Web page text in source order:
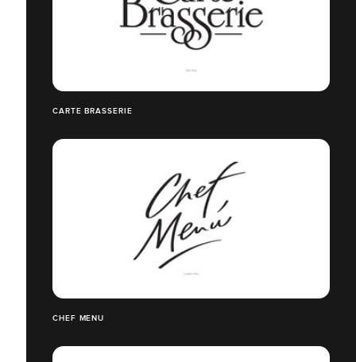
CARTE BRASSERIE
CHEF MENU